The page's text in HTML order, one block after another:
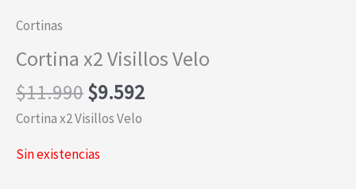
Cortinas
Cortina x2 Visillos Velo
$11.990El
precio
era:
$9.592El
Cortina x2 Visillos Velo
Sin existencias